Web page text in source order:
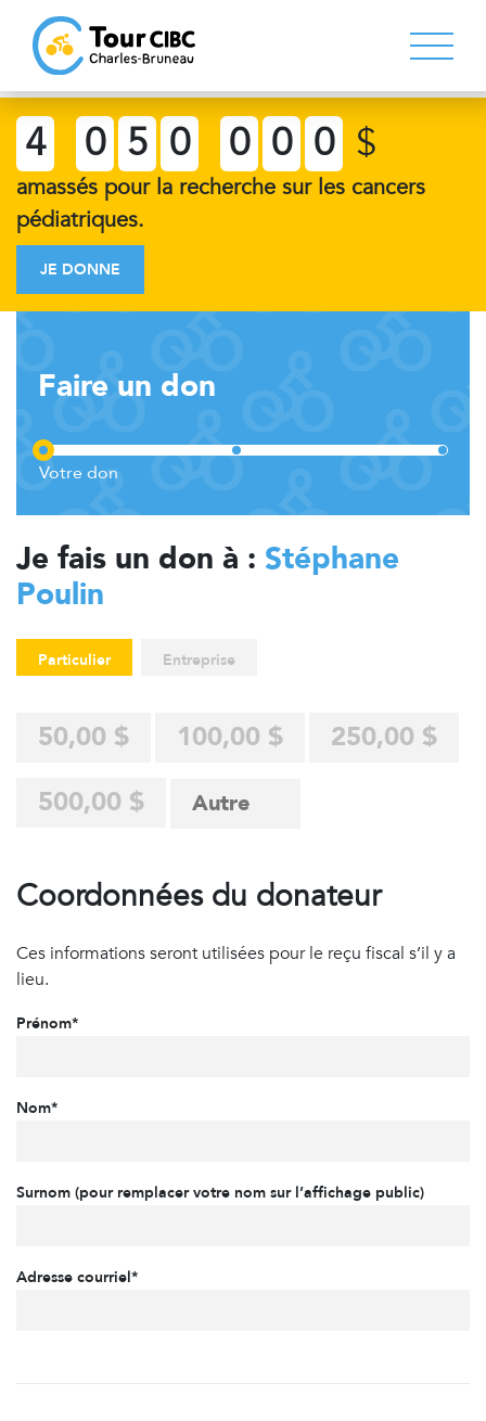
4 0 5 0 0 0 0 $
amassés pour la recherche sur les cancers
pédiatriques.
JE DONNE
Faire un don
Je fais un don à : Stéphane
Poulin
Particulier Entreprise
50,00 $ 100,00 $
250,00 $
500,00 $
Coordonnées du donateur
Ces informations seront utilisées pour le reçu fiscal s’il y a
lieu.
Prénom*
Nom*
Surnom (pour remplacer votre nom sur l’affichage public)
Adresse courriel*